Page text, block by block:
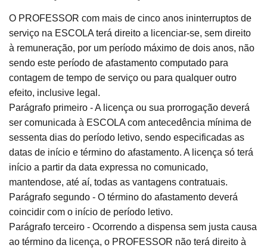
O PROFESSOR com mais de cinco anos ininterruptos de
serviço na ESCOLA terá direito a licenciar-se, sem direito
à remuneração, por um período máximo de dois anos, não
sendo este período de afastamento computado para
contagem de tempo de serviço ou para qualquer outro
efeito, inclusive legal.
Parágrafo primeiro - A licença ou sua prorrogação deverá
ser comunicada à ESCOLA com antecedência mínima de
sessenta dias do período letivo, sendo especificadas as
datas de início e término do afastamento. A licença só terá
início a partir da data expressa no comunicado,
mantendose, até aí, todas as vantagens contratuais.
Parágrafo segundo - O término do afastamento deverá
coincidir com o início de período letivo.
Parágrafo terceiro - Ocorrendo a dispensa sem justa causa
ao término da licença, o PROFESSOR não terá direito à